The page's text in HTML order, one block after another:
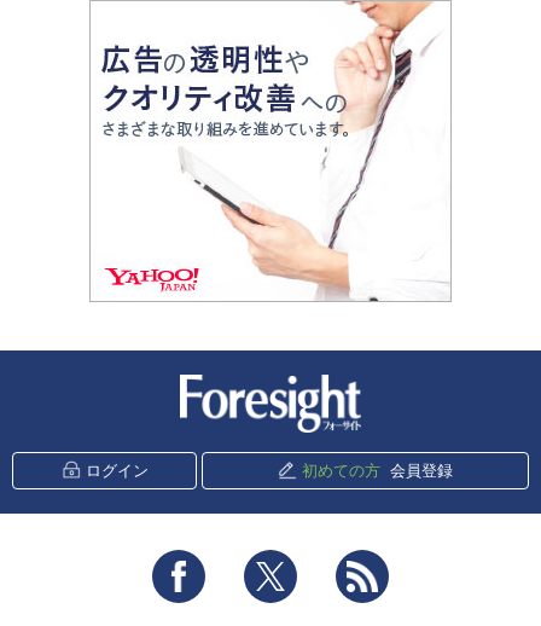
ログイン 初めての方 会員登録
Facebook Twitter